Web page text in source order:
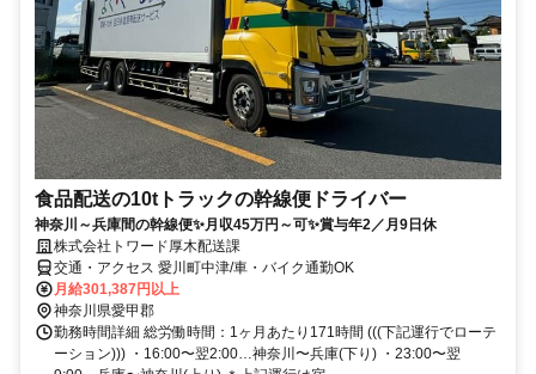
⾷品配送の10tトラックの幹線便ドライバー
神奈川～兵庫間の幹線便✨月収45万円～可✨賞与年2／月9日休
株式会社トワード厚木配送課
交通・アクセス 愛川町中津/車・バイク通勤OK
月給301,387円以上
神奈川県愛甲郡
勤務時間詳細 総労働時間：1ヶ月あたり171時間 (((下記運⾏でローテ
ーション))) ・16:00〜翌2:00…神奈川〜兵庫(下り) ・23:00〜翌